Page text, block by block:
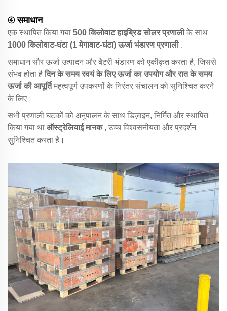
④ समाधान
एक स्थापित किया गया 500 किलोवाट हाइब्रिड सोलर प्रणालीके साथ
1000 किलोवाट-घंटा (1 मेगावाट-घंटा) ऊर्जा भंडारण प्रणाली .
समाधान सौर ऊर्जा उत्पादन और बैटरी भंडारण को एकीकृत करता है, जिससे
संभव होता हैदिन के समय स्वयं के लिए ऊर्जा का उपयोग और रात के समय
ऊर्जा की आपूर्तिमहत्वपूर्ण उपकरणों के निरंतर संचालन को सुनिश्चित करने
के लिए।
सभी प्रणाली घटकों को अनुपालन के साथ डिज़ाइन, निर्मित और स्थापित
किया गया था ऑस्ट्रेलियाई मानक , उच्च विश्वसनीयता और प्रदर्शन
सुनिश्चित करता है।